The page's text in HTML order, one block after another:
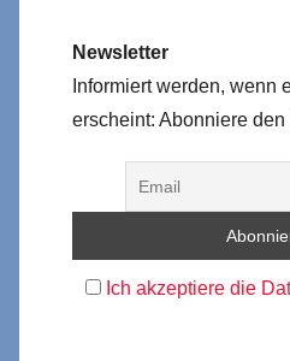
Newsletter
Informiert werden, wenn
erscheint: Abonniere den
Ich akzeptiere die